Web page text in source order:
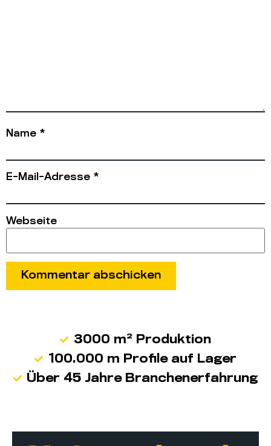
Name *
E-Mail-Adresse *
Webseite
3000 m² Produktion
100.000 m Profile auf Lager
Über 45 Jahre Branchenerfahrung